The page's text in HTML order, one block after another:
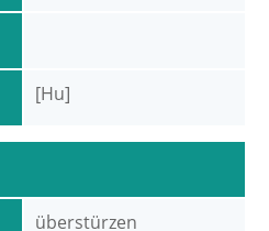
[Hu]
überstürzen